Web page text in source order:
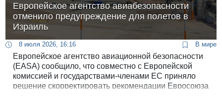
Европейское агентство авиабезопасности
отменило предупреждение для полетов в
Израиль
8 июля 2026, 16:16 В мире
Европейское агентство авиационной безопасности
(EASA) сообщило, что совместно с Европейской
комиссией и государствами-членами ЕС приняло
решение скорректировать рекомендации Евросоюза